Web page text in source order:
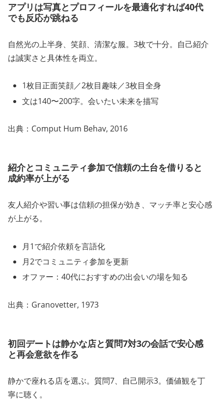
アプリは写真とプロフィールを最適化すれば40代
でも反応が跳ねる
自然光の上半身、笑顔、清潔な服。3枚で十分。自己紹介
は誠実さと具体性を両立。
1枚目正面笑顔／2枚目趣味／3枚目全身
文は140〜200字。会いたい未来を描写
出典：Comput Hum Behav, 2016
紹介とコミュニティ参加で信頼の土台を借りると
成約率が上がる
友人紹介や習い事は信頼の担保が効き、マッチ率と安心感
が上がる。
月1で紹介依頼を言語化
月2でコミュニティ参加を更新
オファー：40代におすすめの出会いの場を知る
出典：Granovetter, 1973
初回デートは静かな店と質問7対3の会話で安心感
と再会意欲を作る
静かで座れる店を選ぶ。質問7、自己開示3。価値観を丁
寧に聴く。